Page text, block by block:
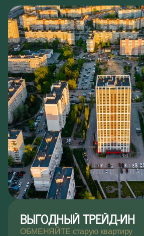
ВЫГОДНЫЙ ТРЕЙД-ИН
ОБМЕНЯЙТЕ старую квартиру